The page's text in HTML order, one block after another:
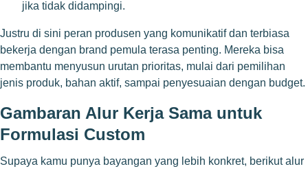
jika tidak didampingi.
Justru di sini peran produsen yang komunikatif dan terbiasa
bekerja dengan brand pemula terasa penting. Mereka bisa
membantu menyusun urutan prioritas, mulai dari pemilihan
jenis produk, bahan aktif, sampai penyesuaian dengan budget.
Gambaran Alur Kerja Sama untuk
Formulasi Custom
Supaya kamu punya bayangan yang lebih konkret, berikut alur